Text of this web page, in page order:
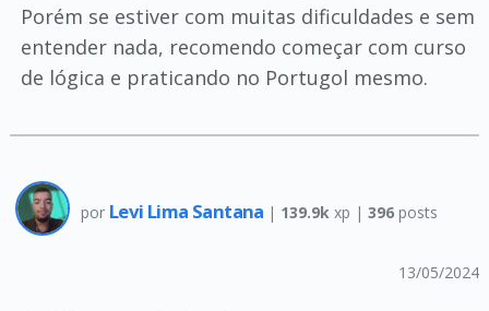
Porém se estiver com muitas dificuldades e sem
entender nada, recomendo começar com curso
de lógica e praticando no Portugol mesmo.
por Levi Lima Santana | 139.9k xp |396 posts
13/05/2024